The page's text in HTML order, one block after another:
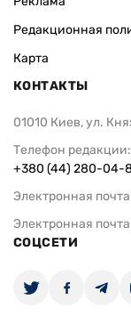
Редакционная
Карта
КОНТАКТЫ
01010 Киев, ул.
Телефон редакции:
+380 (44) 280-04-
Электронная
Электронная
СОЦСЕТИ